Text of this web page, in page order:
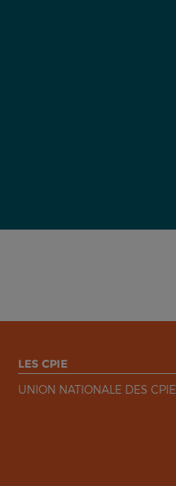
LES CPIE
UNION NATIONALE DES CPIE